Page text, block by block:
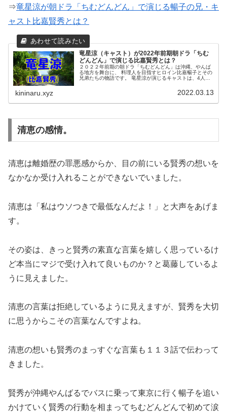
⇒竜星涼が朝ドラ「ちむどんどん」で演じる暢子の兄・キ
ャスト比嘉賢秀とは？
竜星涼（キャスト）が2022年前期朝ドラ「ちむ
どんどん」で演じる比嘉賢秀とは？
２０２２年前期の朝ドラ「ちむどんどん」は沖縄、やんば
る地方を舞台に、 料理人を目指すヒロイン比嘉暢子とその
兄弟たちの物語です。 竜星涼が演じるキャストは、4人兄
kininaru.xyz 2022.03.13
清恵の感情。
清恵は離婚歴の罪悪感からか、目の前にいる賢秀の想いを
なかなか受け入れることができないでいました。
清恵は「私はウソつきで最低なんだよ！」と大声をあげま
す。
その姿は、きっと賢秀の素直な言葉を嬉しく思っているけ
ど本当にマジで受け入れて良いものか？と葛藤しているよ
うに見えました。
清恵の言葉は拒絶しているように見えますが、賢秀を大切
に思うからこその言葉なんですよね。
清恵の想いも賢秀のまっすぐな言葉も１１３話で伝わって
きました。
賢秀が沖縄やんばるでバスに乗って東京に行く暢子を追い
かけていく賢秀の行動を相まってちむどんどんで初めて涙